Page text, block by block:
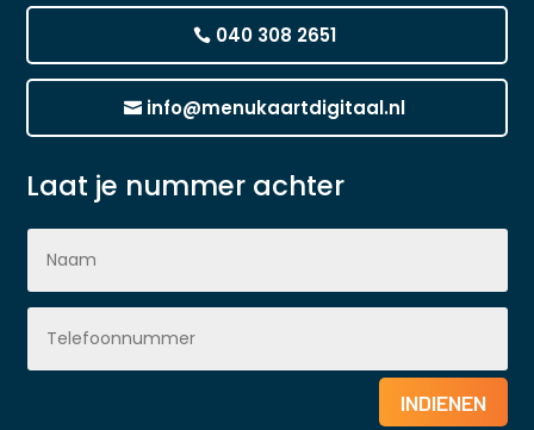
040 308 2651
info@menukaartdigitaal.nl
Laat je nummer achter
INDIENEN